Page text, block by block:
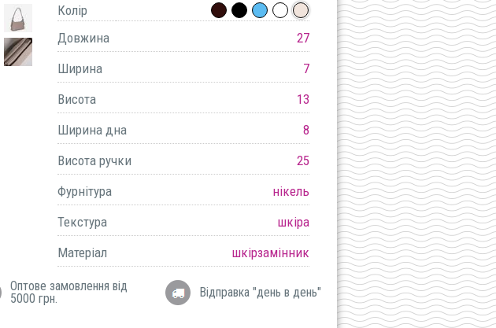
Колір
Довжина
27
Ширина
7
Висота
13
Ширина дна
8
Висота ручки
25
Фурнітура
нікель
Текстура
шкіра
Матеріал
шкірзамінник
Оптове замовлення від
5000 грн.
Відправка "день в день"